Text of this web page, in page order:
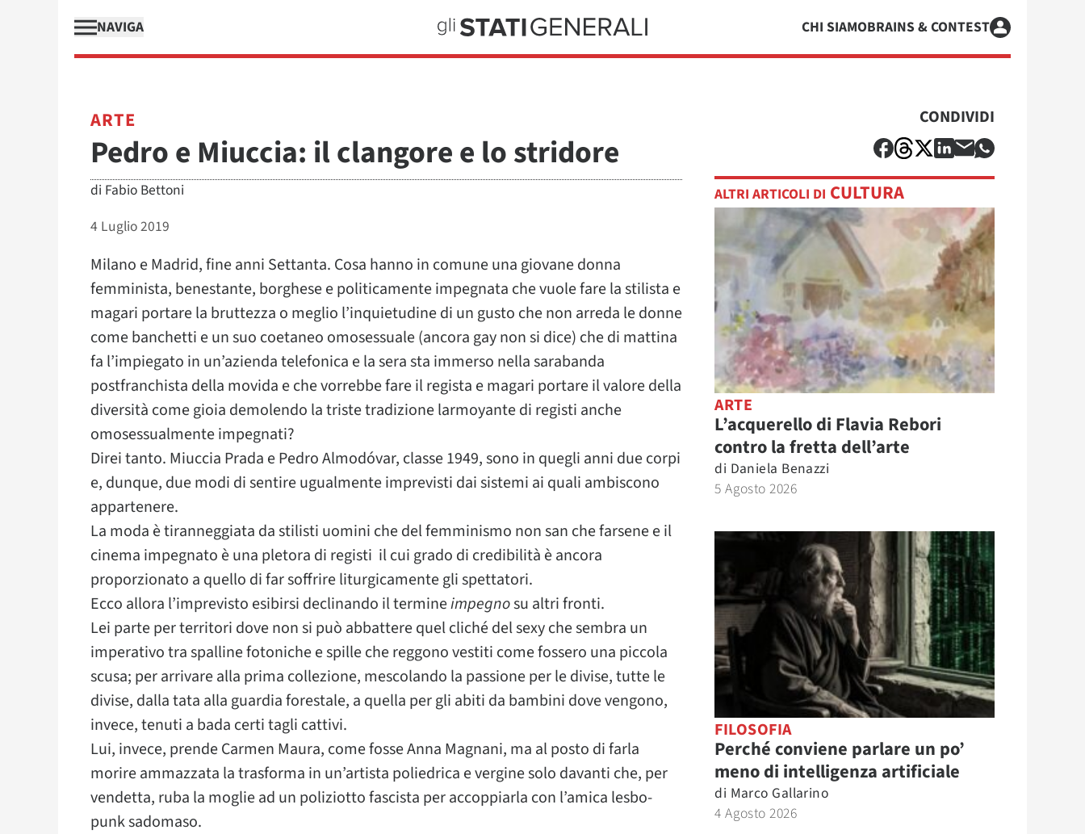
NAVIGA CHI SIAMOBRAINS & CONTEST
ARTE
Pedro e Miuccia: il clangore e lo stridore
di Fabio Bettoni
4 Luglio 2019
Milano e Madrid, fine anni Settanta. Cosa hanno in comune una giovane donna
femminista, benestante, borghese e politicamente impegnata che vuole fare la stilista e
magari portare la bruttezza o meglio l’inquietudine di un gusto che non arreda le donne
come banchetti e un suo coetaneo omosessuale (ancora gay non si dice) che di mattina
fa l’impiegato in un’azienda telefonica e la sera sta immerso nella sarabanda
postfranchista della movida e che vorrebbe fare il regista e magari portare il valore della
diversità come gioia demolendo la triste tradizione larmoyante di registi anche
omosessualmente impegnati?
Direi tanto. Miuccia Prada e Pedro Almodóvar, classe 1949, sono in quegli anni due corpi
e, dunque, due modi di sentire ugualmente imprevisti dai sistemi ai quali ambiscono
appartenere.
La moda è tiranneggiata da stilisti uomini che del femminismo non san che farsene e il
cinema impegnato è una pletora di registi il cui grado di credibilità è ancora
proporzionato a quello di far soffrire liturgicamente gli spettatori.
Ecco allora l’imprevisto esibirsi declinando il termineimpegnosu altri fronti.
Lei parte per territori dove non si può abbattere quel cliché del sexy che sembra un
imperativo tra spalline fotoniche e spille che reggono vestiti come fossero una piccola
scusa; per arrivare alla prima collezione, mescolando la passione per le divise, tutte le
divise, dalla tata alla guardia forestale, a quella per gli abiti da bambini dove vengono,
invece, tenuti a bada certi tagli cattivi.
Lui, invece, prende Carmen Maura, come fosse Anna Magnani, ma al posto di farla
morire ammazzata la trasforma in un’artista poliedrica e vergine solo davanti che, per
vendetta, ruba la moglie ad un poliziotto fascista per accoppiarla con l’amica lesbo-
punk sadomaso.
CONDIVIDI
ALTRI ARTICOLI DI CULTURA
ARTE
L’acquerello di Flavia Rebori
contro la fretta dell’arte
di Daniela Benazzi
5 Agosto 2026
FILOSOFIA
Perché conviene parlare un po’
meno di intelligenza artificiale
di Marco Gallarino
4 Agosto 2026